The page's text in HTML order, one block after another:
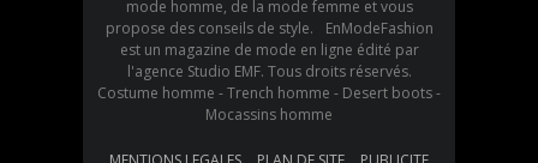
mode homme, de la mode femme et vous
propose des conseils de style. EnModeFashion
est un magazine de mode en ligne édité par
l'agence Studio EMF. Tous droits réservés.
Costume homme - Trench homme - Desert boots -
Mocassins homme